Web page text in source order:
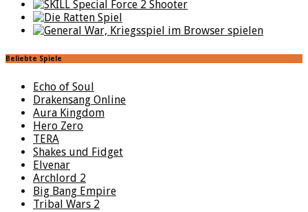
Beliebte Spiele
Echo of Soul
Drakensang Online
Aura Kingdom
Hero Zero
TERA
Shakes und Fidget
Elvenar
Archlord 2
Big Bang Empire
Tribal Wars 2